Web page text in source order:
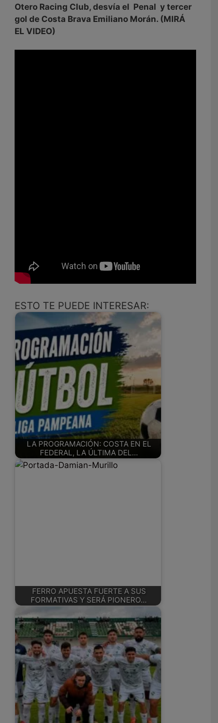
Otero Racing Club, desvía el Penal y tercer
gol de Costa Brava Emiliano Morán. (MIRÁ
EL VIDEO)
ESTO TE PUEDE INTERESAR:
LA PROGRAMACIÓN: COSTA EN EL
FEDERAL, LA ÚLTIMA DEL…
FERRO APUESTA FUERTE A SUS
FORMATIVAS Y SERÁ PIONERO…